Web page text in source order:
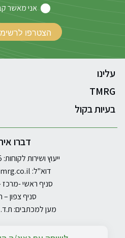
אני מאשר
עלינו
TMRG
בעיות בקול
דברו
ייעוץ ושירות לקוחות: 03-7363065
דוא"ל:
סניף ראשי -
סניף צפון
מען למכתבים: ת.ד. 916 רמת גן